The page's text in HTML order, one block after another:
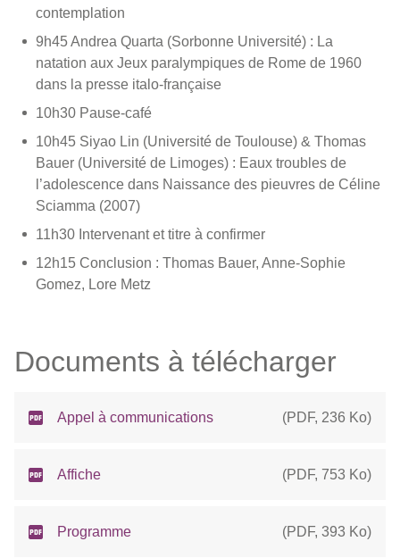
contemplation
9h45 Andrea Quarta (Sorbonne Université) : La
natation aux Jeux paralympiques de Rome de 1960
dans la presse italo-française
10h30 Pause-café
10h45 Siyao Lin (Université de Toulouse) & Thomas
Bauer (Université de Limoges) : Eaux troubles de
l’adolescence dans Naissance des pieuvres de Céline
Sciamma (2007)
11h30 Intervenant et titre à confirmer
12h15 Conclusion : Thomas Bauer, Anne-Sophie
Gomez, Lore Metz
Documents à télécharger
Appel à communications (PDF, 236 Ko)
Affiche (PDF, 753 Ko)
Programme (PDF, 393 Ko)